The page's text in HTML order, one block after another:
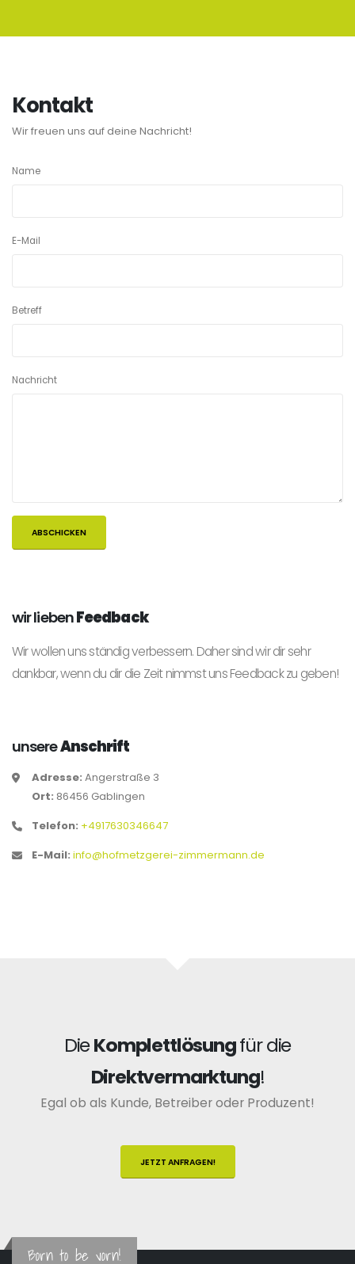
Kontakt
Wir freuen uns auf deine Nachricht!
Name
E-Mail
Betreff
Nachricht
wir liebenFeedback
Wir wollen uns ständig verbessern. Daher sind wir dir sehr
dankbar, wenn du dir die Zeit nimmst uns Feedback zu geben!
unsereAnschrift
Adresse: Angerstraße 3
Ort: 86456 Gablingen
Telefon: +4917630346647
E-Mail: info@hofmetzgerei-zimmermann.de
DieKomplettlösungfür die
Direktvermarktung!
Egal ob als Kunde, Betreiber oder Produzent!
JETZT ANFRAGEN!
Born to be vorn!